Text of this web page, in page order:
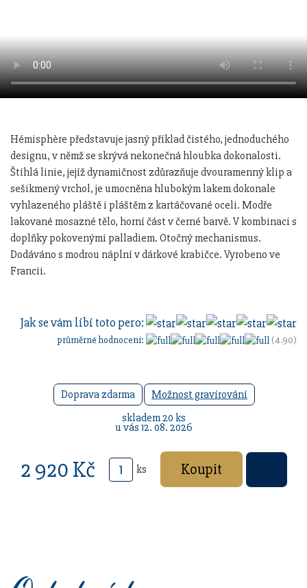
Hémisphère představuje jasný příklad čistého, jednoduchého
designu, v němž se skrývá nekonečná hloubka dokonalosti.
Štíhlá linie, jejíž dynamičnost zdůrazňuje dvouramenný klip a
sešikmený vrchol, je umocněna hlubokým lakem dokonale
vyhlazeného pláště i pláštěm z kartáčované oceli. Modře
lakované mosazné tělo, horní část v černé barvě. V kombinaci s
doplňky pokovenými palladiem. Otočný mechanismus.
Dodáváno s modrou náplní v dárkové krabičce. Vyrobeno ve
Francii.
Jak se vám líbí toto pero:
průměrné hodnocení: (4.90)
Doprava zdarma
Možnost gravírování
skladem 20 ks
u vás 12. 08. 2026
2 920 Kč ks